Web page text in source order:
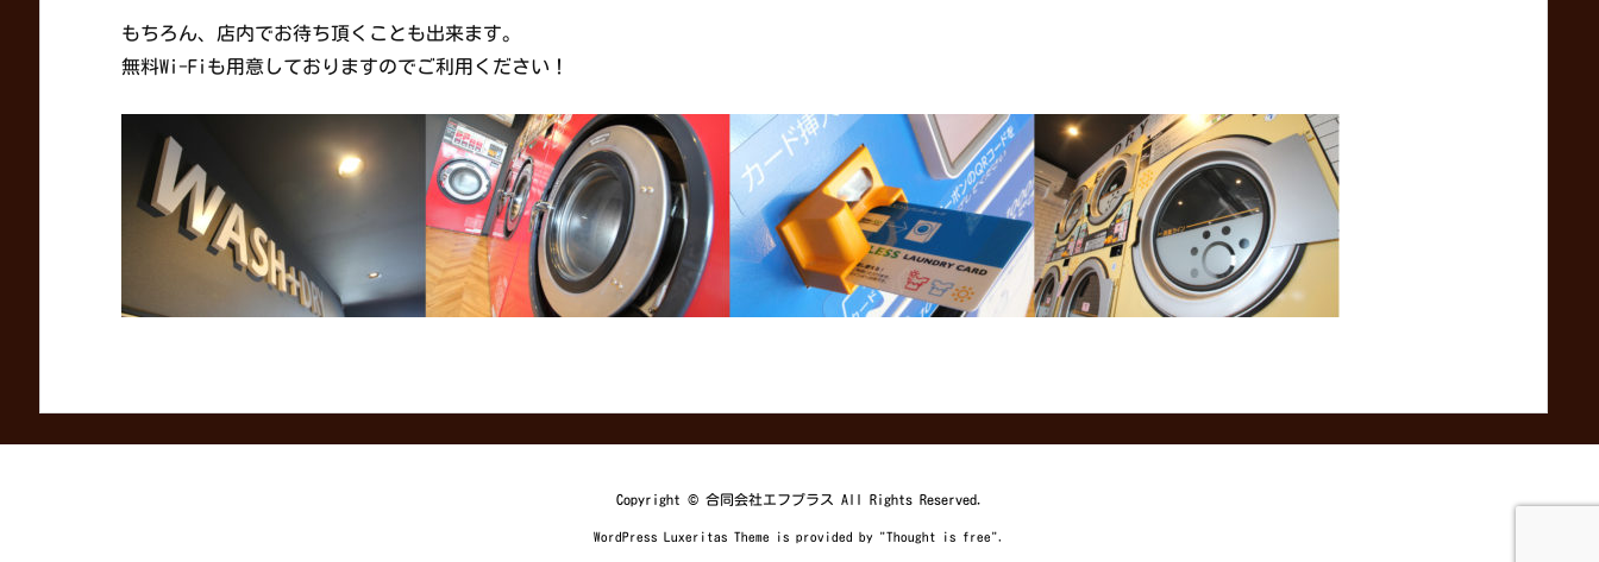
もちろん、店内でお待ち頂くことも出来ます。
無料Wi-Fiも用意しておりますのでご利用ください！
Copyright © 合同会社エフプラス All Rights Reserved.
WordPress Luxeritas Theme is provided by "Thought is free".